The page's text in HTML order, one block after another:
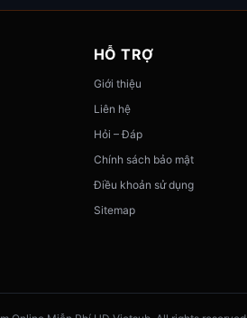
HỖ TRỢ
Giới thiệu
Liên hệ
Hỏi – Đáp
Chính sách bảo mật
Điều khoản sử dụng
Sitemap